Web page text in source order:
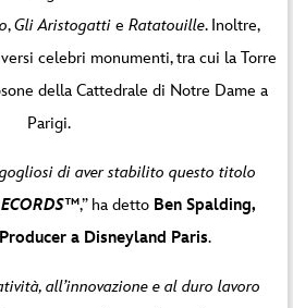
,Gli Aristogattie Ratatouille. Inoltre,
celebri monumenti, tra cui la Torre
della Cattedrale di Notre Dame a
Parigi.
di aver stabilito questo titolo
™,” ha detto Ben Spalding,
a Disneyland Paris.
all’innovazione e al duro lavoro